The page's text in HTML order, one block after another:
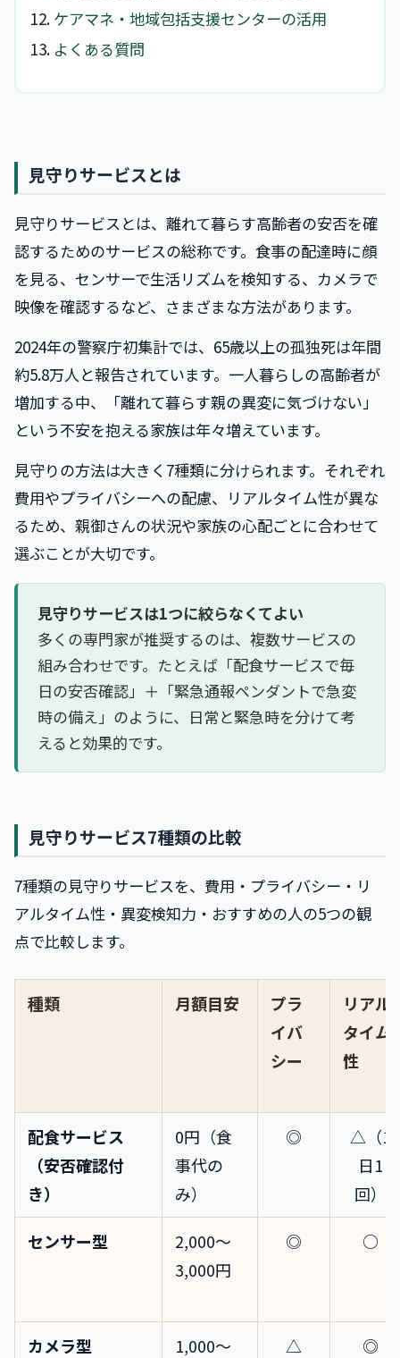
ケアマネ・地域包括支援センターの活用
よくある質問
見守りサービスとは
見守りサービスとは、離れて暮らす高齢者の安否を確
認するためのサービスの総称です。食事の配達時に顔
を見る、センサーで生活リズムを検知する、カメラで
映像を確認するなど、さまざまな方法があります。
2024年の警察庁初集計では、65歳以上の孤独死は年間
約5.8万人と報告されています。一人暮らしの高齢者が
増加する中、「離れて暮らす親の異変に気づけない」
という不安を抱える家族は年々増えています。
見守りの方法は大きく7種類に分けられます。それぞれ
費用やプライバシーへの配慮、リアルタイム性が異な
るため、親御さんの状況や家族の心配ごとに合わせて
選ぶことが大切です。
見守りサービスは1つに絞らなくてよい
多くの専門家が推奨するのは、複数サービスの
組み合わせです。たとえば「配食サービスで毎
日の安否確認」＋「緊急通報ペンダントで急変
時の備え」のように、日常と緊急時を分けて考
えると効果的です。
見守りサービス7種類の比較
7種類の見守りサービスを、費用・プライバシー・リ
アルタイム性・異変検知力・おすすめの人の5つの観
点で比較します。
種類 月額目安
プラ
イバ
シー
リアル
タイム
性
配食サービス
（安否確認付
き）
0円（食
事代の
み）
◎
△（1
日1
回）
センサー型
2,000〜
3,000円
◎ ○
カメラ型
1,000〜
△ ◎